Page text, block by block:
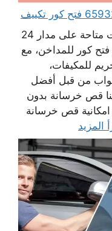
خدمات شركة قص خرسانة الكويت متاحة على مدار 24
كور للمداخن، مع
للمكيفات،
من قبل أفضل
قص خرسانة بدون
امكانية قص خرسانة
المزيد